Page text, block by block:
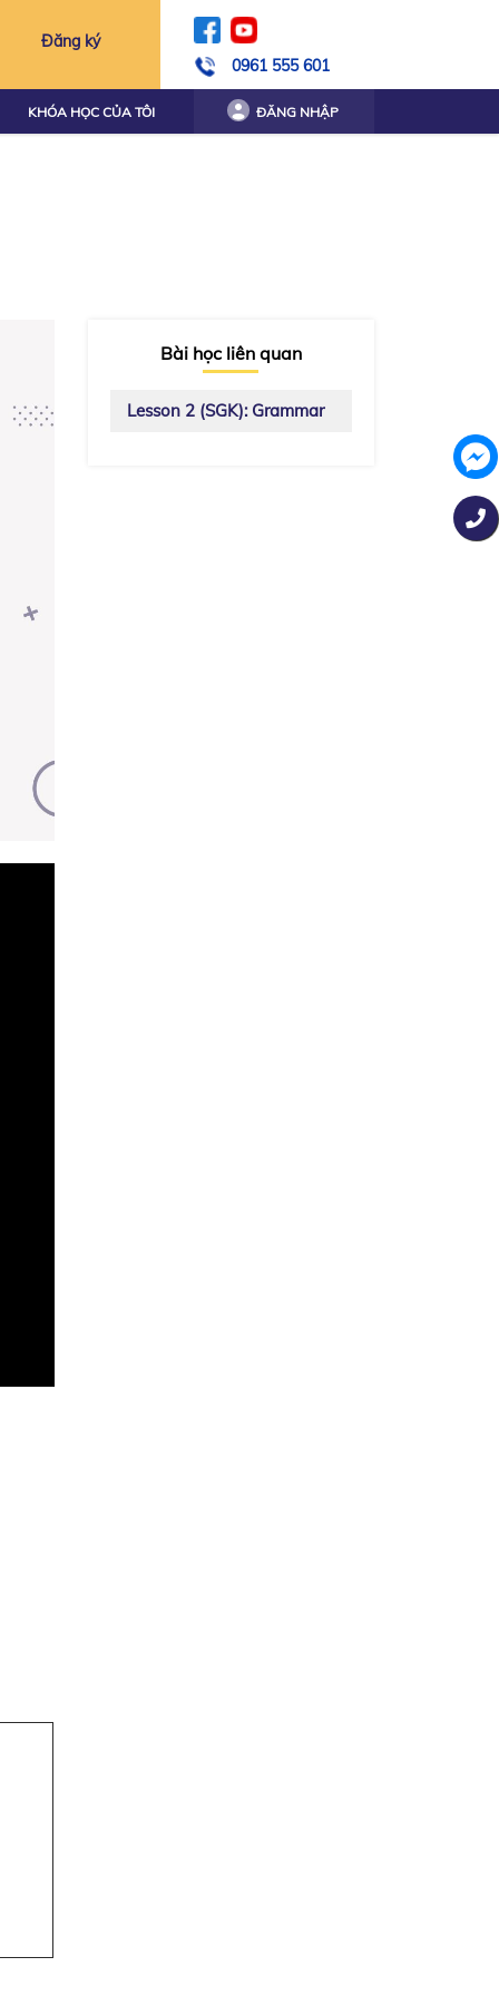
Đăng ký
0961 555 601
KHÓA HỌC CỦA TÔI ĐĂNG NHẬP
Bài học liên quan
Lesson 2 (SGK): Grammar